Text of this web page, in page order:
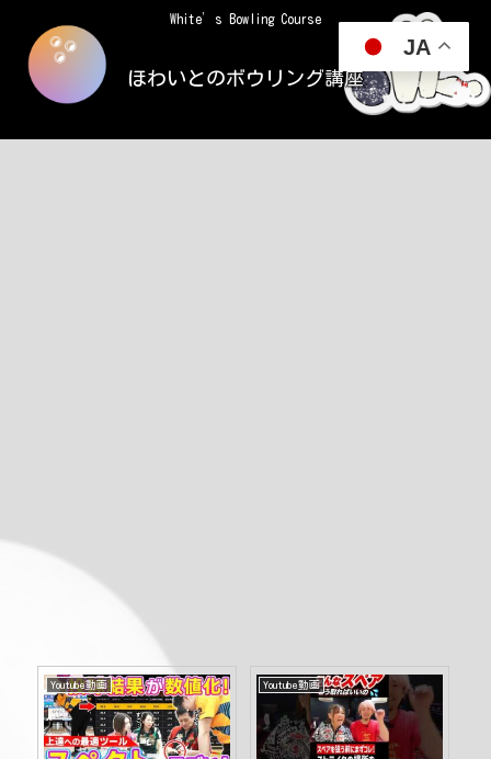
White’s Bowling Course
ほわいとのボウリング講座
Youtube動画 Youtube動画
JA